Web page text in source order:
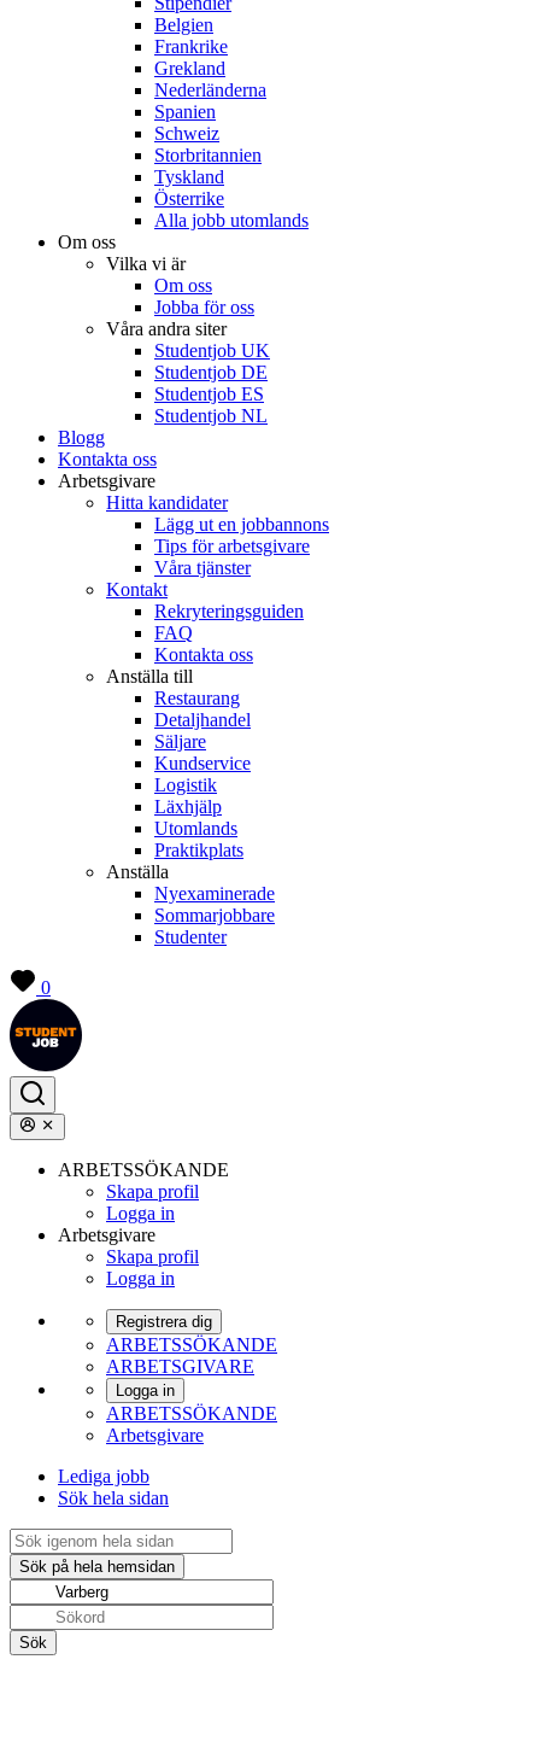
Belgien
Frankrike
Grekland
Nederländerna
Spanien
Schweiz
Storbritannien
Tyskland
Österrike
Alla jobb utomlands
Om oss
Vilka vi är
Om oss
Jobba för oss
Våra andra siter
Studentjob UK
Studentjob DE
Studentjob ES
Studentjob NL
Blogg
Kontakta oss
Arbetsgivare
Hitta kandidater
Lägg ut en jobbannons
Tips för arbetsgivare
Våra tjänster
Kontakt
Rekryteringsguiden
FAQ
Kontakta oss
Anställa till
Restaurang
Detaljhandel
Säljare
Kundservice
Logistik
Läxhjälp
Utomlands
Praktikplats
Anställa
Nyexaminerade
Sommarjobbare
Studenter
0
ARBETSSÖKANDE
Skapa profil
Logga in
Arbetsgivare
Skapa profil
Logga in
Registrera dig
ARBETSSÖKANDE
ARBETSGIVARE
Logga in
ARBETSSÖKANDE
Arbetsgivare
Lediga jobb
Sök hela sidan